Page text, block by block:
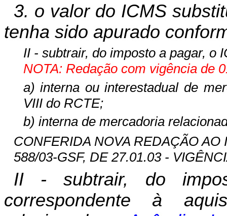
3. o valor do ICMS
tenha sido apurado
II - subtrair, do imposto a pagar, o
NOTA: Redação com vigência de
a) interna ou interestadual de
VIII do RCTE;
b) interna de mercadoria
CONFERIDA NOVA REDAÇÃO AO
588/03-GSF, DE 27.01.03 -
II - subtrair, do
correspondente à